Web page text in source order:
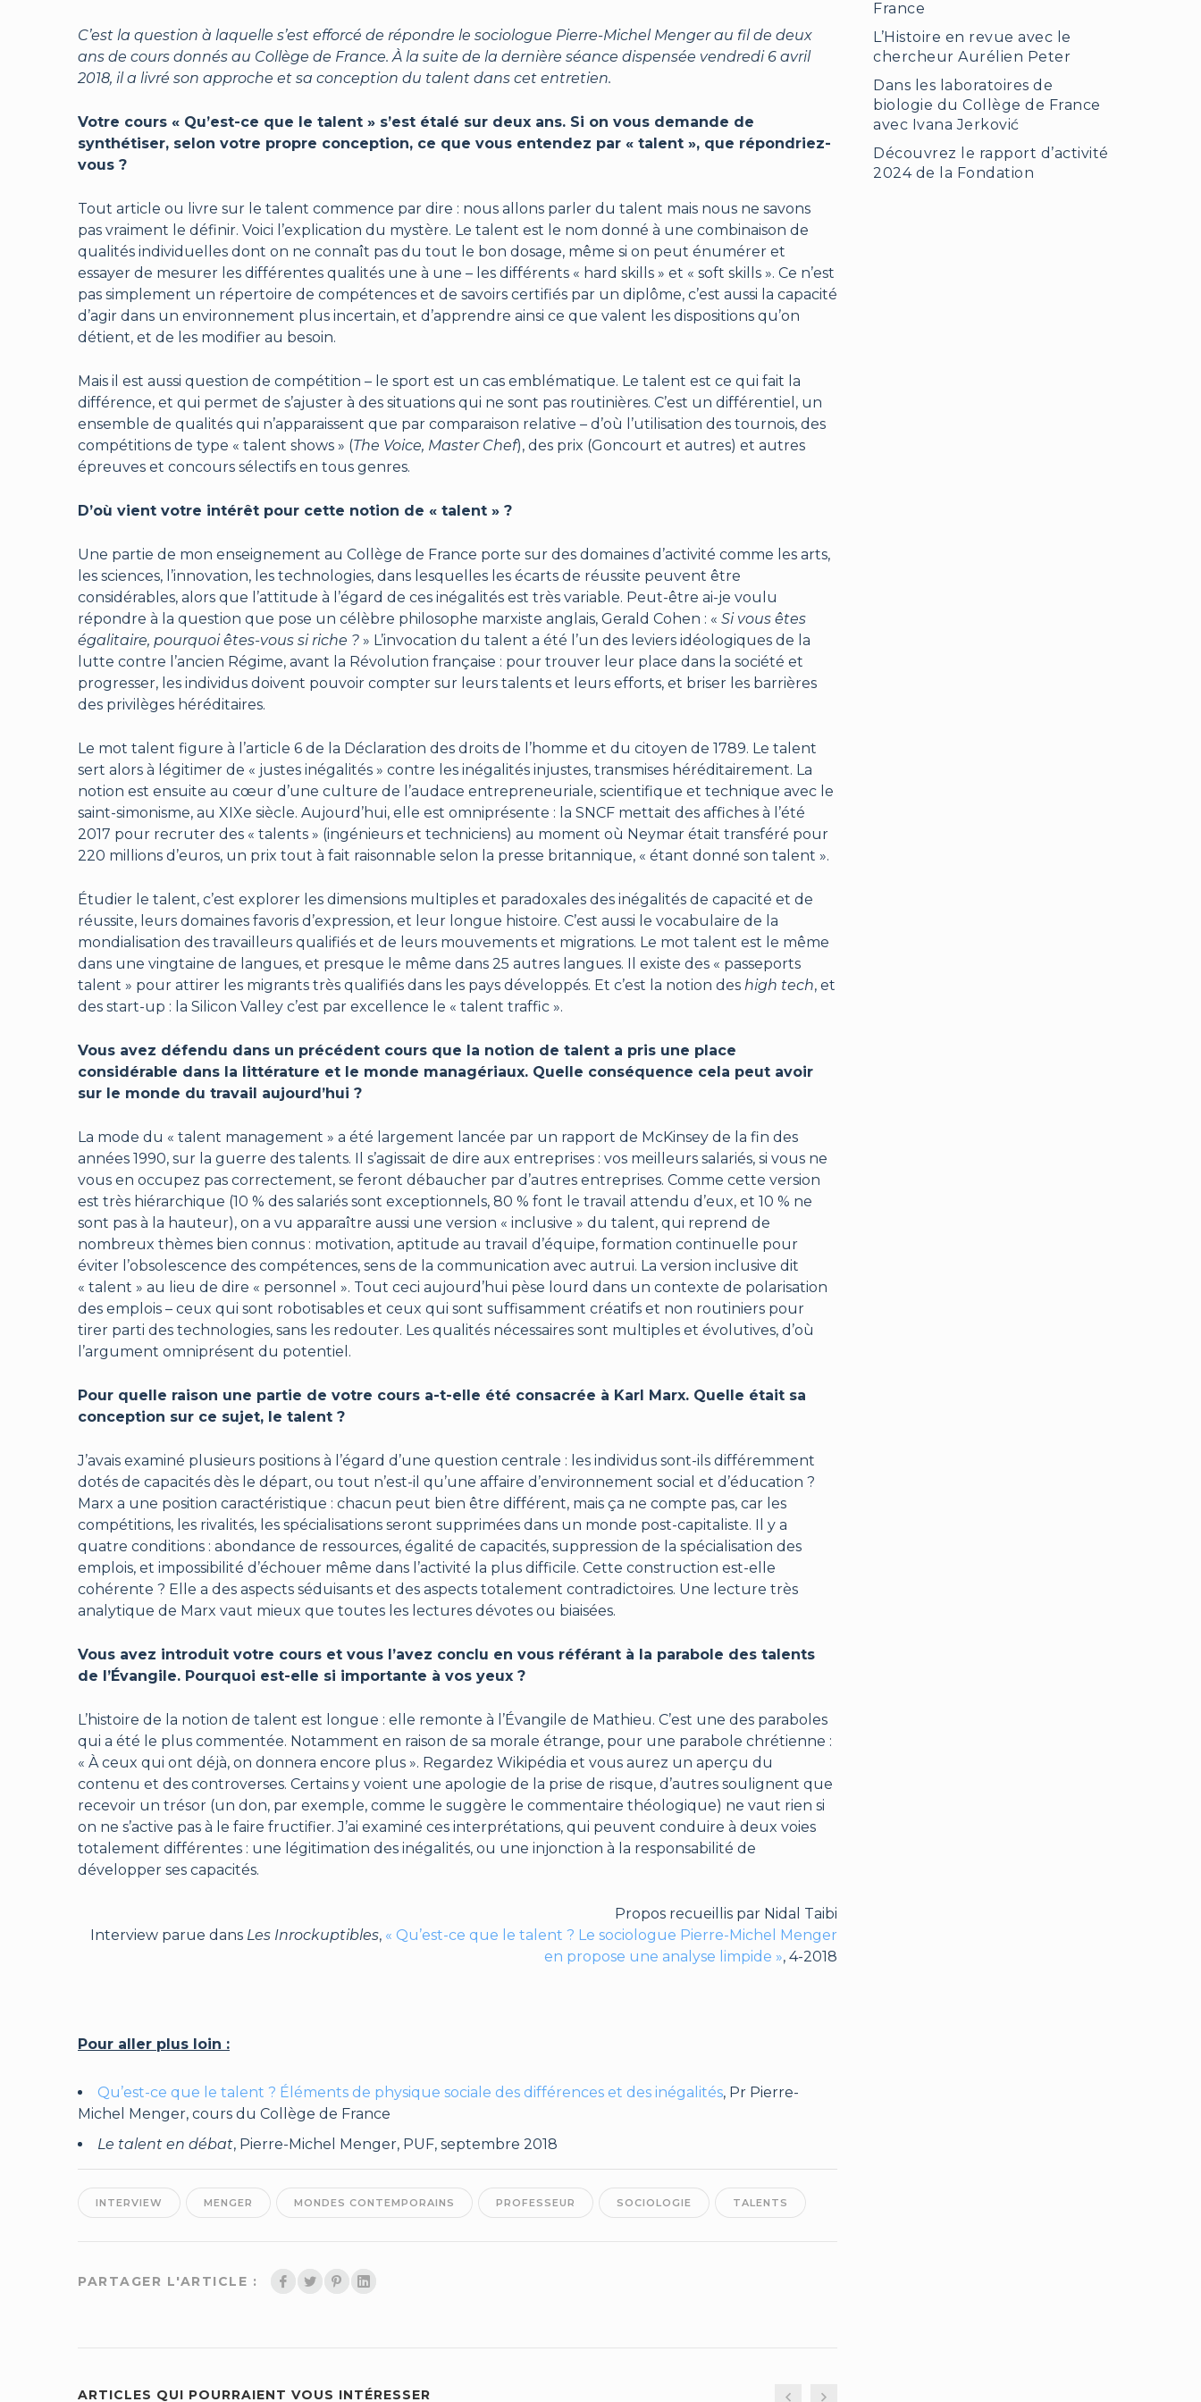
C’est la question à laquelle s’est efforcé de répondre le sociologue Pierre-Michel Menger au fil de deux
ans de cours donnés au Collège de France. À la suite de la dernière séance dispensée vendredi 6 avril
2018, il a livré son approche et sa conception du talent dans cet entretien.
Votre cours « Qu’est-ce que le talent » s’est étalé sur deux ans. Si on vous demande de
synthétiser, selon votre propre conception, ce que vous entendez par « talent », que répondriez-
vous ?
Tout article ou livre sur le talent commence par dire : nous allons parler du talent mais nous ne savons
pas vraiment le définir. Voici l’explication du mystère. Le talent est le nom donné à une combinaison de
qualités individuelles dont on ne connaît pas du tout le bon dosage, même si on peut énumérer et
essayer de mesurer les différentes qualités une à une – les différents « hard skills » et « soft skills ». Ce n’est
pas simplement un répertoire de compétences et de savoirs certifiés par un diplôme, c’est aussi la capacité
d’agir dans un environnement plus incertain, et d’apprendre ainsi ce que valent les dispositions qu’on
détient, et de les modifier au besoin.
Mais il est aussi question de compétition – le sport est un cas emblématique. Le talent est ce qui fait la
différence, et qui permet de s’ajuster à des situations qui ne sont pas routinières. C’est un différentiel, un
ensemble de qualités qui n’apparaissent que par comparaison relative – d’où l’utilisation des tournois, des
compétitions de type « talent shows » (The Voice, Master Chef), des prix (Goncourt et autres) et autres
épreuves et concours sélectifs en tous genres.
D’où vient votre intérêt pour cette notion de « talent » ?
Une partie de mon enseignement au Collège de France porte sur des domaines d’activité comme les arts,
les sciences, l’innovation, les technologies, dans lesquelles les écarts de réussite peuvent être
considérables, alors que l’attitude à l’égard de ces inégalités est très variable. Peut-être ai-je voulu
répondre à la question que pose un célèbre philosophe marxiste anglais, Gerald Cohen : « Si vous êtes
égalitaire, pourquoi êtes-vous si riche ? » L’invocation du talent a été l’un des leviers idéologiques de la
lutte contre l’ancien Régime, avant la Révolution française : pour trouver leur place dans la société et
progresser, les individus doivent pouvoir compter sur leurs talents et leurs efforts, et briser les barrières
des privilèges héréditaires.
Le mot talent figure à l’article 6 de la Déclaration des droits de l’homme et du citoyen de 1789. Le talent
sert alors à légitimer de « justes inégalités » contre les inégalités injustes, transmises héréditairement. La
notion est ensuite au cœur d’une culture de l’audace entrepreneuriale, scientifique et technique avec le
saint-simonisme, au XIXe siècle. Aujourd’hui, elle est omniprésente : la SNCF mettait des affiches à l’été
2017 pour recruter des « talents » (ingénieurs et techniciens) au moment où Neymar était transféré pour
220 millions d’euros, un prix tout à fait raisonnable selon la presse britannique, « étant donné son talent ».
Étudier le talent, c’est explorer les dimensions multiples et paradoxales des inégalités de capacité et de
réussite, leurs domaines favoris d’expression, et leur longue histoire. C’est aussi le vocabulaire de la
mondialisation des travailleurs qualifiés et de leurs mouvements et migrations. Le mot talent est le même
dans une vingtaine de langues, et presque le même dans 25 autres langues. Il existe des « passeports
talent » pour attirer les migrants très qualifiés dans les pays développés. Et c’est la notion des high tech, et
des start-up : la Silicon Valley c’est par excellence le « talent traffic ».
Vous avez défendu dans un précédent cours que la notion de talent a pris une place
considérable dans la littérature et le monde managériaux. Quelle conséquence cela peut avoir
sur le monde du travail aujourd’hui ?
La mode du « talent management » a été largement lancée par un rapport de McKinsey de la fin des
années 1990, sur la guerre des talents. Il s’agissait de dire aux entreprises : vos meilleurs salariés, si vous ne
vous en occupez pas correctement, se feront débaucher par d’autres entreprises. Comme cette version
est très hiérarchique (10 % des salariés sont exceptionnels, 80 % font le travail attendu d’eux, et 10 % ne
sont pas à la hauteur), on a vu apparaître aussi une version « inclusive » du talent, qui reprend de
nombreux thèmes bien connus : motivation, aptitude au travail d’équipe, formation continuelle pour
éviter l’obsolescence des compétences, sens de la communication avec autrui. La version inclusive dit
« talent » au lieu de dire « personnel ». Tout ceci aujourd’hui pèse lourd dans un contexte de polarisation
des emplois – ceux qui sont robotisables et ceux qui sont suffisamment créatifs et non routiniers pour
tirer parti des technologies, sans les redouter. Les qualités nécessaires sont multiples et évolutives, d’où
l’argument omniprésent du potentiel.
Pour quelle raison une partie de votre cours a-t-elle été consacrée à Karl Marx. Quelle était sa
conception sur ce sujet, le talent ?
J’avais examiné plusieurs positions à l’égard d’une question centrale : les individus sont-ils différemment
dotés de capacités dès le départ, ou tout n’est-il qu’une affaire d’environnement social et d’éducation ?
Marx a une position caractéristique : chacun peut bien être différent, mais ça ne compte pas, car les
compétitions, les rivalités, les spécialisations seront supprimées dans un monde post-capitaliste. Il y a
quatre conditions : abondance de ressources, égalité de capacités, suppression de la spécialisation des
emplois, et impossibilité d’échouer même dans l’activité la plus difficile. Cette construction est-elle
cohérente ? Elle a des aspects séduisants et des aspects totalement contradictoires. Une lecture très
analytique de Marx vaut mieux que toutes les lectures dévotes ou biaisées.
Vous avez introduit votre cours et vous l’avez conclu en vous référant à la parabole des talents
de l’Évangile. Pourquoi est-elle si importante à vos yeux ?
L’histoire de la notion de talent est longue : elle remonte à l’Évangile de Mathieu. C’est une des paraboles
qui a été le plus commentée. Notamment en raison de sa morale étrange, pour une parabole chrétienne :
« À ceux qui ont déjà, on donnera encore plus ». Regardez Wikipédia et vous aurez un aperçu du
contenu et des controverses. Certains y voient une apologie de la prise de risque, d’autres soulignent que
recevoir un trésor (un don, par exemple, comme le suggère le commentaire théologique) ne vaut rien si
on ne s’active pas à le faire fructifier. J’ai examiné ces interprétations, qui peuvent conduire à deux voies
totalement différentes : une légitimation des inégalités, ou une injonction à la responsabilité de
développer ses capacités.
Propos recueillis par Nidal Taibi
Interview parue dans Les Inrockuptibles, « Qu’est-ce que le talent ? Le sociologue Pierre-Michel Menger
en propose une analyse limpide », 4-2018
Pour aller plus loin :
Qu’est-ce que le talent ? Éléments de physique sociale des différences et des inégalités, Pr Pierre-
Michel Menger, cours du Collège de France
Le talent en débat, Pierre-Michel Menger, PUF, septembre 2018
INTERVIEW MENGER MONDES CONTEMPORAINS PROFESSEUR SOCIOLOGIE TALENTS
PARTAGER L'ARTICLE :
ARTICLES QUI POURRAIENT VOUS INTÉRESSER
France
L’Histoire en revue avec le
chercheur Aurélien Peter
Dans les laboratoires de
biologie du Collège de France
avec Ivana Jerković
Découvrez le rapport d’activité
2024 de la Fondation